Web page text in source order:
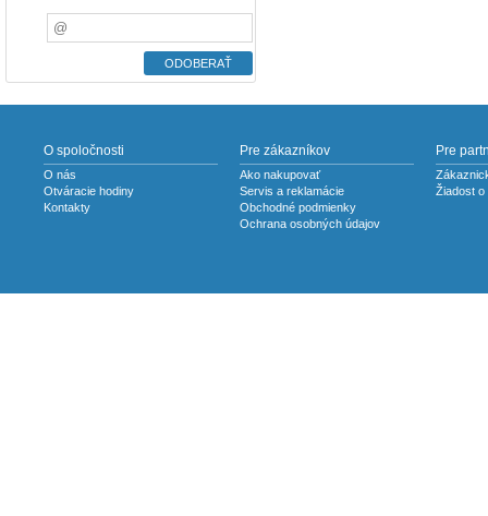
O spoločnosti
O nás
Otváracie hodiny
Kontakty
Pre zákazníkov
Ako nakupovať
Servis a reklamácie
Obchodné podmienky
Ochrana osobných údajov
Pre
Žiadost